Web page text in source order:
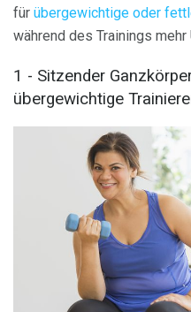
für übergewichtige oder
während des Trainings
1 - Sitzender
übergewichtige